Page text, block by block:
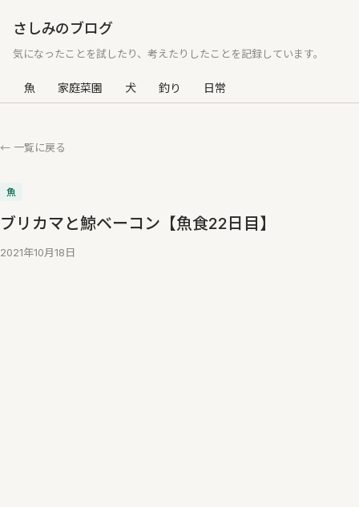
さしみのブログ
気になったことを試したり、考えたりしたことを記録しています。
魚 家庭菜園 犬 釣り 日常
← 一覧に戻る
魚
ブリカマと鯨ベーコン【魚食22日目】
2021年10月18日